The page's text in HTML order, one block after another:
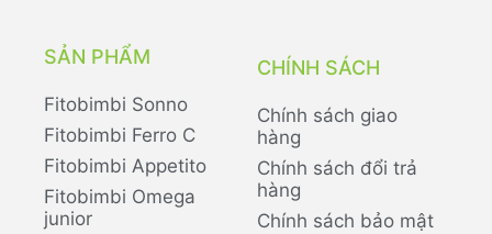
SẢN PHẨM
Fitobimbi Sonno
Fitobimbi Ferro C
Fitobimbi Appetito
Fitobimbi Omega
junior
CHÍNH SÁCH
Chính sách giao
hàng
Chính sách đổi trả
hàng
Chính sách bảo mật